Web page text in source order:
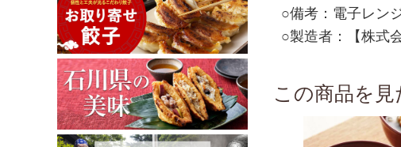
○備考：電子レン
○製造者：【株式
この商品を